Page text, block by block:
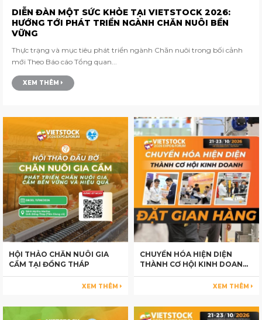
DIỄN ĐÀN MỘT SỨC KHỎE TẠI VIETSTOCK 2026:
HƯỚNG TỚI PHÁT TRIỂN NGÀNH CHĂN NUÔI BỀN
VỮNG
Thực trạng và mục tiêu phát triển ngành Chăn nuôi trong bối cảnh
mới Theo Báo cáo Tổng quan...
XEM THÊM
HỘI THẢO CHĂN NUÔI GIA
CẦM TẠI ĐỒNG THÁP
XEM THÊM
CHUYỂN HÓA HIỆN DIỆN
THÀNH CƠ HỘI KINH DOANH
XEM THÊM